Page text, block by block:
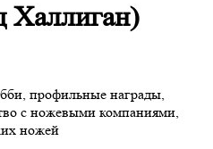
Халлиган)
профильные награды,
с ножевыми компаниями,
ножей